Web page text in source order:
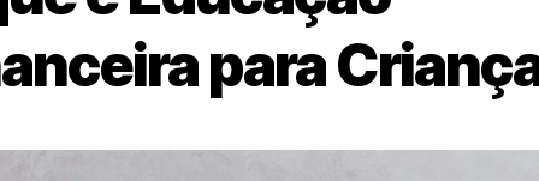
para